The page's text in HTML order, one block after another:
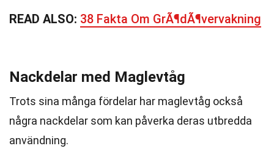
READ ALSO: 38 Fakta Om GrÃ¶dÃ¶vervakning
Nackdelar med Maglevtåg
Trots sina många fördelar har maglevtåg också
några nackdelar som kan påverka deras utbredda
användning.